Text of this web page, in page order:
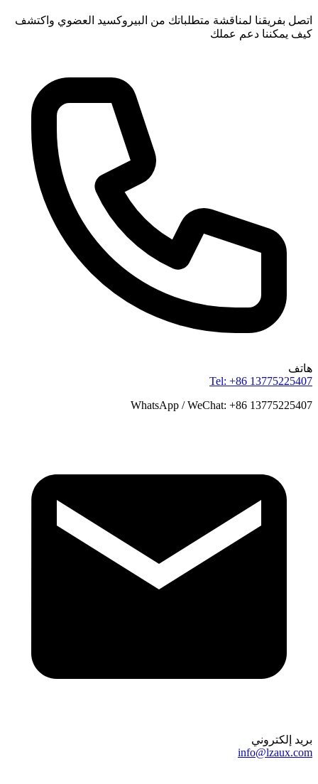
اتصل بفريقنا لمناقشة متطلباتك من البيروكسيد العضوي واكتشف
كيف يمكننا دعم عملك
هاتف
Tel: +86 13775225407
WhatsApp / WeChat: +86 13775225407
بريد إلكتروني
info@lzaux.com